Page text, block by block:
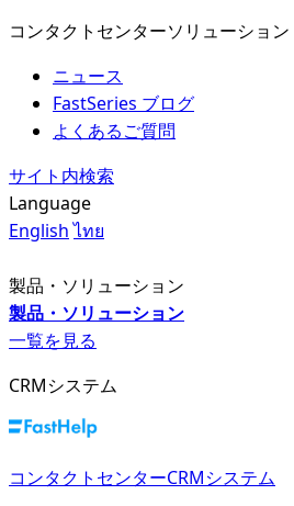
コンタクトセンターソリューション
ニュース
FastSeries ブログ
よくあるご質問
サイト内検索
Language
English ไทย
製品・ソリューション
製品・ソリューション
一覧を見る
CRMシステム
コンタクトセンターCRMシステム